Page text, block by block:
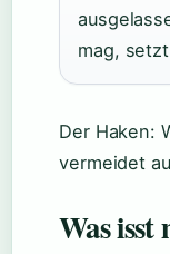
mag,
Der Haken:
vermeidet
Was isst